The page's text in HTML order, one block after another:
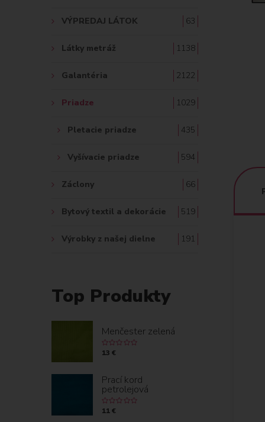
Ť
:
VÝPREDAJ LÁTOK 63
Látky metráž 1138
Galantéria 2122
Priadze 1029
Pletacie priadze 435
Vyšívacie priadze 594
Záclony 66
Bytový textil a dekorácie 519
Výrobky z našej dielne 191
Top Produkty
Menčester zelená
13 €
Prací kord
petrolejová
11 €